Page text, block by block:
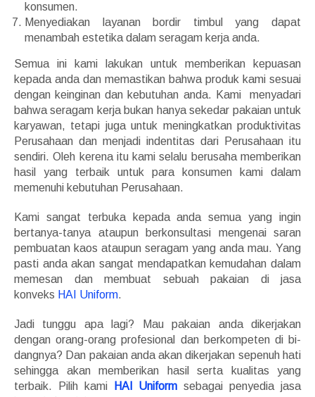
konsumen.
Menyediakan layanan bordir timbul yang dapat
menambah estetika dalam seragam kerja anda.
Semua ini kami lakukan untuk memberikan kepuasan
kepada anda dan memastikan bahwa produk kami sesuai
dengan keinginan dan kebutuhan anda. Kami menyadari
bahwa seragam kerja bukan hanya sekedar pakaian untuk
karyawan, tetapi juga untuk meningkatkan produktivitas
Perusahaan dan menjadi indentitas dari Perusahaan itu
sendiri. Oleh kerena itu kami selalu berusaha memberikan
hasil yang terbaik untuk para konsumen kami dalam
memenuhi kebutuhan Perusahaan.
Kami sangat terbuka kepada anda semua yang ingin
bertanya-tanya ataupun berkonsultasi mengenai saran
pembuatan kaos ataupun seragam yang anda mau. Yang
pasti anda akan sangat mendapatkan kemudahan dalam
memesan dan membuat sebuah pakaian di jasa
konveks HAI Uniform.
Jadi tunggu apa lagi? Mau pakaian anda dikerjakan
dengan orang-orang profesional dan berkompeten di bi­­
dangnya? Dan pakaian anda akan dikerjakan sepenuh hati
sehingga akan memberikan hasil serta kualitas yang
terbaik. Pilih kami
HAI Uniform sebagai penyedia jasa